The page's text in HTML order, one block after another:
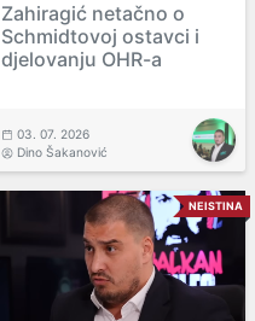
Zahiragić netačno o
Schmidtovoj ostavci i
djelovanju OHR-a
03. 07. 2026
Dino Šakanović
NEISTINA